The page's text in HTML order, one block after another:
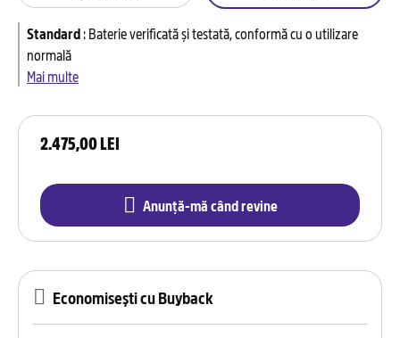
2.475,00 LEI
Anunță-mă când revine
Standard:Baterie verificată și testată, conformă cu o utilizare
normală
Mai multe
Economisești cu Buyback